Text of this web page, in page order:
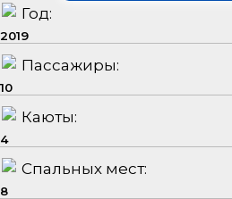
Год:
2019
Пассажиры:
10
Каюты:
4
Спальных мест:
8